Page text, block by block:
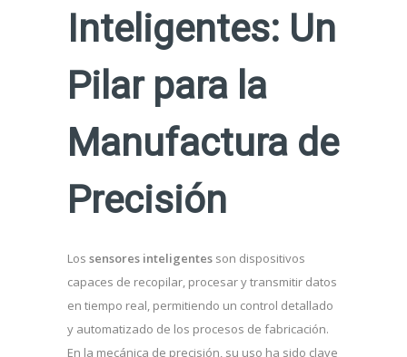
Inteligentes: Un
Pilar para la
Manufactura de
Precisión
Los sensores inteligentes son dispositivos
capaces de recopilar, procesar y transmitir datos
en tiempo real, permitiendo un control detallado
y automatizado de los procesos de fabricación.
En la mecánica de precisión, su uso ha sido clave